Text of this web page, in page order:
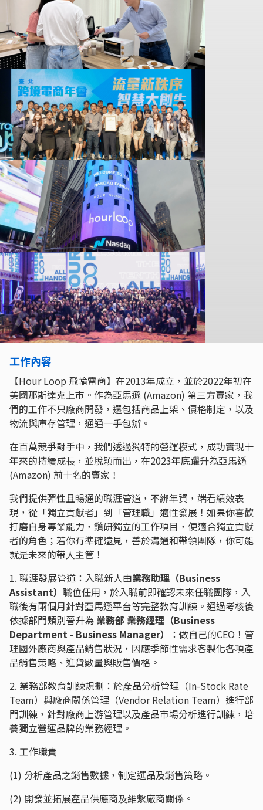
工作內容
【Hour Loop 飛輪電商】在2013年成立，並於2022年初在
美國那斯達克上市。作為亞馬遜 (Amazon) 第三方賣家，我
們的工作不只廠商開發，還包括商品上架、價格制定，以及
物流與庫存管理，通通一手包辦。
在百萬競爭對手中，我們透過獨特的營運模式，成功實現十
年來的持續成長，並脫穎而出，在2023年底躍升為亞馬遜
(Amazon) 前十名的賣家！
我們提供彈性且暢通的職涯管道，不綁年資，端看績效表
現，從「獨立貢獻者」到「管理職」適性發展！如果你喜歡
打磨自身專業能力，鑽研獨立的工作項目，便適合獨立貢獻
者的角色；若你有準確遠見，善於溝通和帶領團隊，你可能
就是未來的帶人主管！
1. 職涯發展管道：入職新人由業務助理（Business
Assistant） 職位任用，於入職前即確認未來任職團隊，入
職後有兩個月針對亞馬遜平台等完整教育訓練。通過考核後
依據部門類別晉升為 業務部 業務經理（Business
Department - Business Manager）
：做自己的CEO！管
理國外廠商與產品銷售狀況，因應季節性需求客製化各項產
品銷售策略、進貨數量與販售價格。
2. 業務部教育訓練規劃：於產品分析管理（In-Stock Rate
Team）與廠商關係管理（Vendor Relation Team）進行部
門訓練，針對廠商上游管理以及產品市場分析進行訓練，培
養獨立營運品牌的業務經理。
3. 工作職責
(1) 分析產品之銷售數據，制定選品及銷售策略。
(2) 開發並拓展產品供應商及維繫廠商關係。